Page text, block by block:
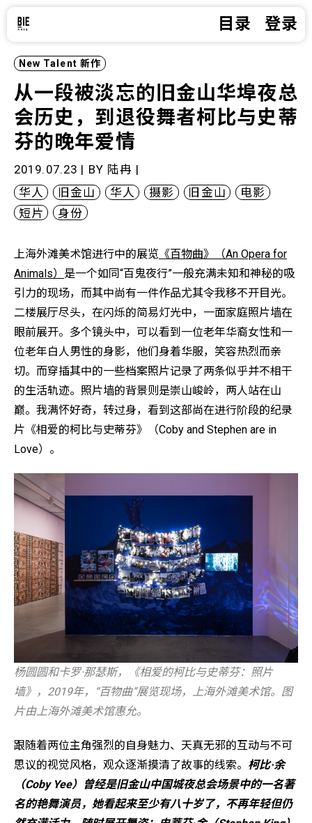
目录 登录
New Talent 新作
从一段被淡忘的旧金山华埠夜总
会历史，到退役舞者柯比与史蒂
芬的晚年爱情
2019.07.23 | BY 陆冉 |
华人
旧金山 华人 摄影 旧金山
电影
短片
身份
上海外滩美术馆进行中的展览 《百物曲》（An Opera for
Animals） 是一个如同“百鬼夜行”一般充满未知和神秘的吸
引力的现场，而其中尚有一件作品尤其令我移不开目光。
二楼展厅尽头，在闪烁的简易灯光中，一面家庭照片墙在
眼前展开。多个镜头中，可以看到一位老年华裔女性和一
位老年白人男性的身影，他们身着华服，笑容热烈而亲
切。而穿插其中的一些档案照片记录了两条似乎并不相干
的生活轨迹。照片墙的背景则是崇山峻岭，两人站在山
巅。我满怀好奇，转过身，看到这部尚在进行阶段的纪录
片《相爱的柯比与史蒂芬》（Coby and Stephen are in
Love）。
杨圆圆和卡罗·那瑟斯，《相爱的柯比与史蒂芬：照片
墙》，2019年，“百物曲”展览现场，上海外滩美术馆。图
片由上海外滩美术馆惠允。
跟随着两位主角强烈的自身魅力、天真无邪的互动与不可
思议的视觉风格，观众逐渐摸清了故事的线索。 柯比·余
（Coby Yee）曾经是旧金山中国城夜总会场景中的一名著
名的艳舞演员，她看起来至少有八十岁了，不再年轻但仍